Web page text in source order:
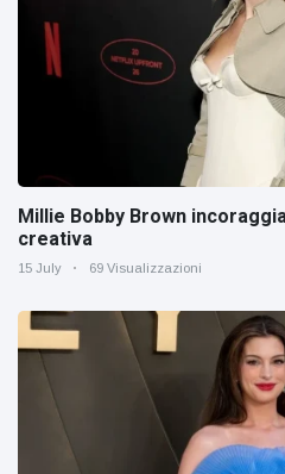
Millie Bobby Brown
creativa
15 July 69 Visualizzazioni